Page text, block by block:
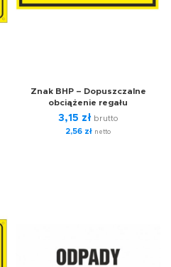
Znak BHP – Dopuszczalne
obciążenie regału
3,15 zł brutto
2,56 zł netto